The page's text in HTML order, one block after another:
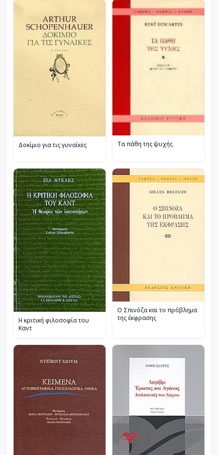
Δοκίμιο για τις γυναίκες Τα πάθη της ψυχής
Η κριτική φιλοσοφία του
Καντ
Ο Σπινόζα και το πρόβλημα
της έκφρασης